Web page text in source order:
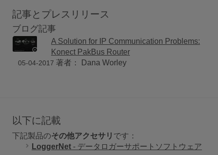
記事とプレスリリース
ブログ記事
A Solution for IP Communication Problems:
Konect PakBus Router
05-04-2017 著者： Dana Worley
以下に記載
下記製品のその他アクセサリ です：
LoggerNet - データロガーサポートソフトウェア